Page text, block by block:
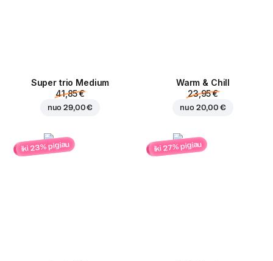
Super trio Medium
41,85 €
nuo29,00 €
Warm & Chill
23,95 €
nuo 20,00 €
iki 23% pigiau iki 27% pigiau